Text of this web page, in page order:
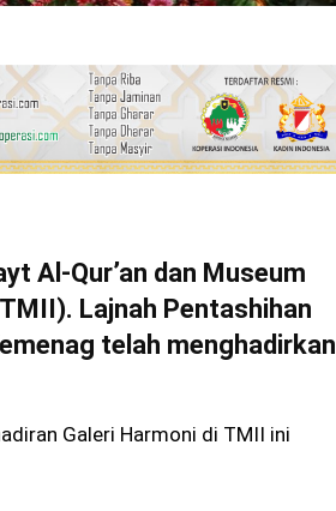
Al-Qur’an dan Museum
Lajnah Pentashihan
telah menghadirkan
Galeri Harmoni di TMII ini